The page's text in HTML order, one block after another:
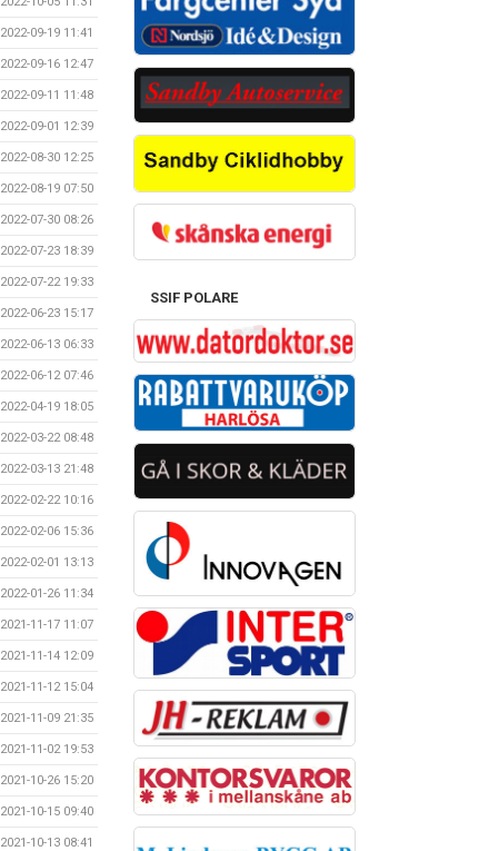
2022-09-19 11:41
2022-09-16 12:47
2022-09-11 11:48
2022-09-01 12:39
2022-08-30 12:25
2022-08-19 07:50
2022-07-30 08:26
2022-07-23 18:39
2022-07-22 19:33
2022-06-23 15:17
2022-06-13 06:33
2022-06-12 07:46
2022-04-19 18:05
2022-03-22 08:48
2022-03-13 21:48
2022-02-22 10:16
2022-02-06 15:36
2022-02-01 13:13
2022-01-26 11:34
2021-11-17 11:07
2021-11-14 12:09
2021-11-12 15:04
2021-11-09 21:35
2021-11-02 19:53
2021-10-26 15:20
2021-10-15 09:40
2021-10-13 08:41
SSIF POLARE